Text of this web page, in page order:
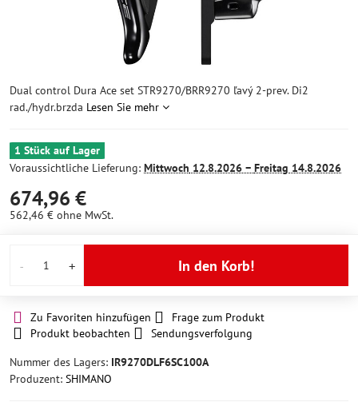
Dual control Dura Ace set STR9270/BRR9270 ľavý 2-prev. Di2
rad./hydr.brzda Lesen Sie mehr
1 Stück auf Lager
Voraussichtliche Lieferung: Mittwoch 12.8.2026 − Freitag 14.8.2026
674,96 €
562,46 € ohne MwSt.
In den Korb!
Zu Favoriten hinzufügen
Frage zum Produkt
Produkt beobachten
Sendungsverfolgung
Nummer des Lagers: IR9270DLF6SC100A
Produzent: SHIMANO